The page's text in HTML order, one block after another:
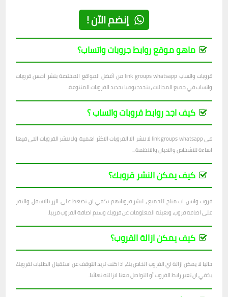
إنضم الآن !
ماهو موقع روابط جروبات واتساب؟
قروبات واتساب link groups whatsapp من أفضل المواقع المختصة بنشر أحسن قروبات
واتساب في جميع المجالات ، بتجدد يوميا بجديد القروبات المتنوعة.
كيف اجد روابط قروبات واتساب ؟
في link groups whatsapp لا ننشر الا القروبات الاكثر اهمية، ولا ننشر القروبات التي فيها
اساءة للاشخاص والاديان والانظمة...
كيف يمكن النشر قروبك؟
قروب واتس اب متاح للجميع ، لنشر قروباتهم يكفي ان تضغط على الزر بالاسفل والنقر
على اضافة قروب، وتعبئة المعلومات عن قروبك وستم اصافة القروب قريبا.
كيف يمكن ازالة القروب؟
حاليا لا يمكن ازالة اي القروب الخاص بك، اذا كنت تريد التوقف عن استقبال الطلبات لقروبك
يكفي ان تغير رابط القروب أو التواصل معنا لازالته نهائيا.